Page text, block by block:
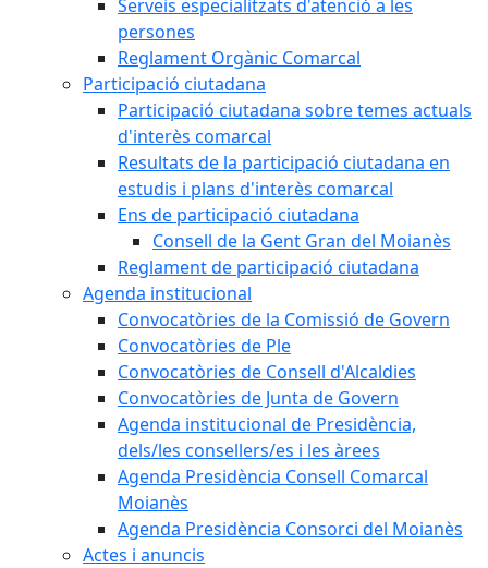
Serveis especialitzats d'atenció a les
persones
Reglament Orgànic Comarcal
Participació ciutadana
Participació ciutadana sobre temes actuals
d'interès comarcal
Resultats de la participació ciutadana en
estudis i plans d'interès comarcal
Ens de participació ciutadana
Consell de la Gent Gran del Moianès
Reglament de participació ciutadana
Agenda institucional
Convocatòries de la Comissió de Govern
Convocatòries de Ple
Convocatòries de Consell d'Alcaldies
Convocatòries de Junta de Govern
Agenda institucional de Presidència,
dels/les consellers/es i les àrees
Agenda Presidència Consell Comarcal
Moianès
Agenda Presidència Consorci del Moianès
Actes i anuncis